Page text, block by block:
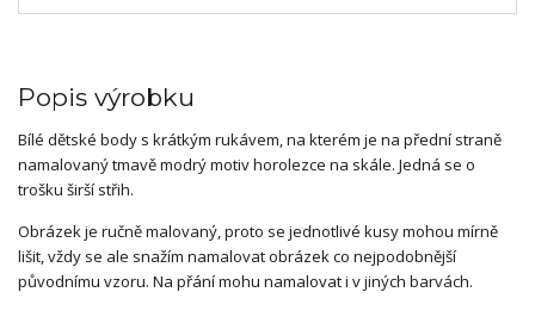
Popis výrobku
Bílé dětské body s krátkým rukávem, na kterém je na přední straně
namalovaný tmavě modrý motiv horolezce na skále. Jedná se o
trošku širší střih.
Obrázek je ručně malovaný, proto se jednotlivé kusy mohou mírně
lišit, vždy se ale snažím namalovat obrázek co nejpodobnější
původnímu vzoru. Na přání mohu namalovat i v jiných barvách.